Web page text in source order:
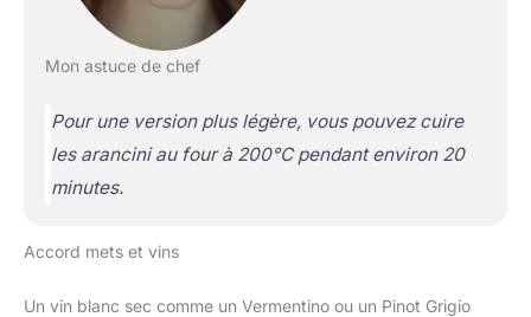
Mon astuce de chef
Pour une version plus légère, vous pouvez cuire
les arancini au four à 200°C pendant environ 20
minutes.
Accord mets et vins
Un vin blanc sec comme un Vermentino ou un Pinot Grigio